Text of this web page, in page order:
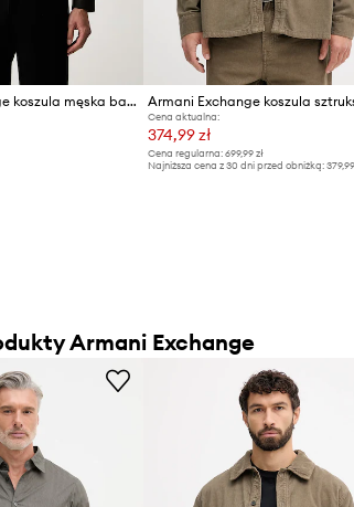
Armani Exchange koszula męska bawełniana
Cena aktualna:
374,99 zł
Cena regularna:699,99 zł
Najniższa cena z 30 dni przed obniżką:
Armani Exchange